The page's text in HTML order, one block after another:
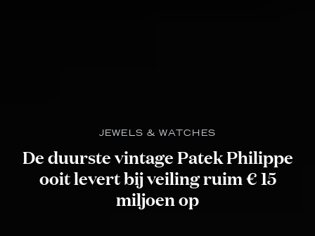
JEWELS & WATCHES
De duurste vintage Patek Philippe
ooit levert bij veiling ruim € 15
miljoen op